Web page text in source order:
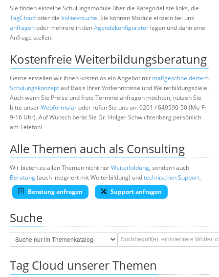
Sie finden einzelne Schulungsmodule über die Kategorieliste links, die
TagCloudoder die Volltextsuche. Sie können Module einzeln bei uns
anfragenoder mehrere in denAgendakonfigurator legen und dann eine
Anfrage stellen.
Kostenfreie Weiterbildungsberatung
Gerne erstellen wir Ihnen kostenlos ein Angebot mit maßgeschneidertem
Schulungskonzeptauf Basis Ihrer Vorkenntnisse und Weiterbildungsziele.
Auch wenn Sie Preise und freie Termine anfragen möchten, nutzen Sie
bitte unserWebformularoder rufen Sie uns an: 0201 / 649590-50 (Mo-Fr
9-16 Uhr). Auf Wunsch berät Sie Dr. Holger Schwichtenberg persönlich
am Telefon!
Alle Themen auch als Consulting
Wir bieten zu allen Themen nicht nurWeiterbildung, sondern auch
Beratung(auch integriert mit Weiterbildung) undtechnischen Support.
Beratung anfragen
Support anfragen
Suche
Tag Cloud unserer Themen